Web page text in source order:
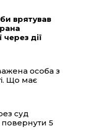
врятував
через дії
особа з
Що має
суд
5